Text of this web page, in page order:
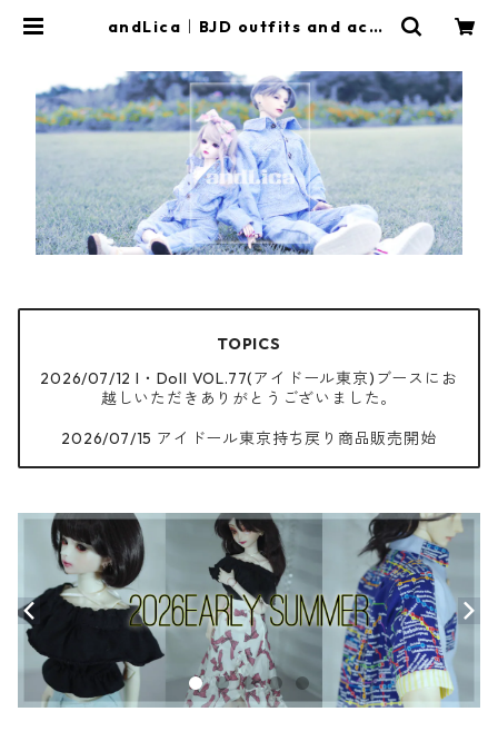
andLica｜BJD outfits and acce
TOPICS
2026/07/12 I・Doll VOL.77(アイドール東京)ブースにお
越しいただきありがとうございました。
2026/07/15 アイドール東京持ち戻り商品販売開始